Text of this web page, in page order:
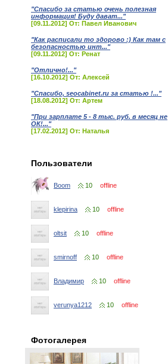
"Спасибо за статью очень полезная
информация! Буду дават..."
[09.11.2012] От: Павел Иванович
"Как расписали то здорово :) Как там с
безопасностью инт..."
[09.11.2012] От: Ренат
"Отлично!..."
[16.10.2012] От: Алексей
"Спасибо, seocabinet.ru за статью !..."
[18.08.2012] От: Артем
"При зарплате 5 - 8 тыс. руб. в месяц не
ОК!..."
[17.02.2012] От: Наталья
Пользователи
Boom 10 offline
klepirina 10 offline
oltsit 10 offline
smirnoff 10 offline
Владимир 10 offline
verunya1212 10 offline
Фотогалерея